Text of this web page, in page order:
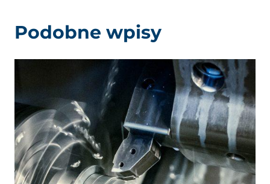
Podobne wpisy